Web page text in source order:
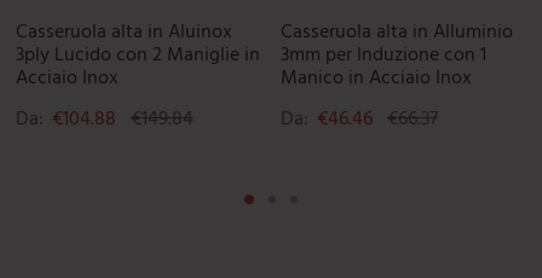
Casseruola alta in Aluinox
3ply Lucido con 2 Maniglie in
Acciaio Inox
Da: €104.88 €149.84
Casseruola alta in Alluminio
3mm per Induzione con 1
Manico in Acciaio Inox
Da: €46.46 €66.37